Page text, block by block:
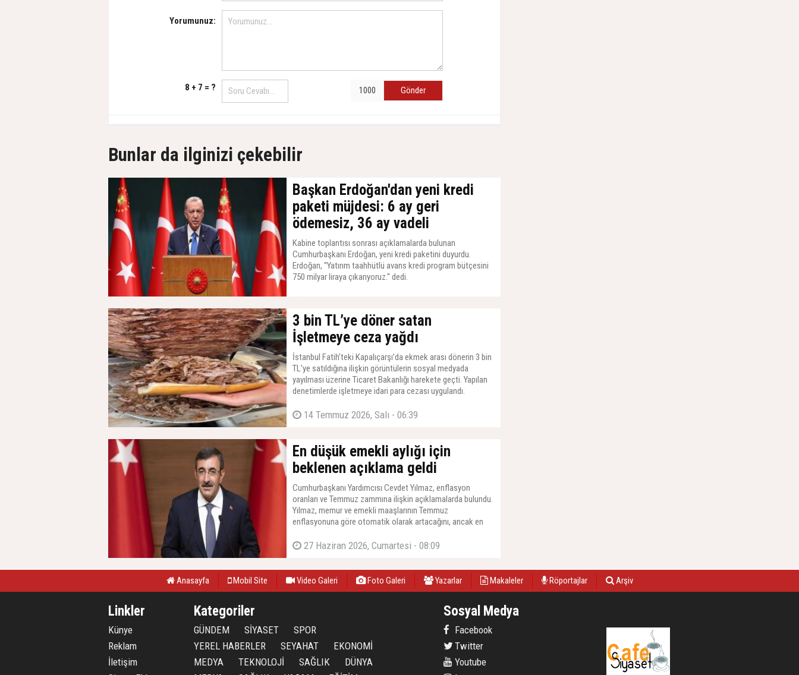
Yorumunuz:
8 + 7 = ? Gönder
Bunlar da ilginizi çekebilir
Başkan Erdoğan'dan yeni kredi
paketi müjdesi: 6 ay geri
ödemesiz, 36 ay vadeli
Kabine toplantısı sonrası açıklamalarda bulunan
Cumhurbaşkanı Erdoğan, yeni kredi paketini duyurdu.
Erdoğan, ''Yatırım taahhütlü avans kredi program bütçesini
750 milyar liraya çıkarıyoruz.'' dedi.
3 bin TL’ye döner satan
İşletmeye ceza yağdı
İstanbul Fatih’teki Kapalıçarşı’da ekmek arası dönerin 3 bin
TL’ye satıldığına ilişkin görüntülerin sosyal medyada
yayılması üzerine Ticaret Bakanlığı harekete geçti. Yapılan
denetimlerde işletmeye idari para cezası uygulandı.
14 Temmuz 2026, Salı - 06:39
En düşük emekli aylığı için
beklenen açıklama geldi
Cumhurbaşkanı Yardımcısı Cevdet Yılmaz, enflasyon
oranları ve Temmuz zammına ilişkin açıklamalarda bulundu.
Yılmaz, memur ve emekli maaşlarının Temmuz
enflasyonuna göre otomatik olarak artacağını, ancak en
bir kanun çıkarılması gerektiğini duyurdu. Yılmaz, ''O konuda
27 Haziran 2026, Cumartesi - 08:09
Anasayfa Mobil Site Video Galeri Foto Galeri Yazarlar Makaleler Röportajlar Arşiv
Linkler
Künye
Reklam
İletişim
Kategoriler
GÜNDEM SİYASET
SPOR
YEREL HABERLER
SEYAHAT
EKONOMİ
MEDYA
TEKNOLOJİ SAĞLIK
DÜNYA
Sosyal Medya
Facebook
Twitter
Youtube